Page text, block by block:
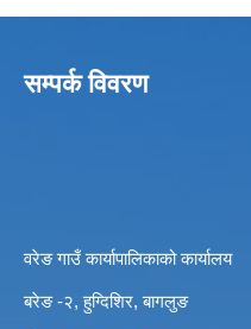
सम्पर्क विवरण
वरेङ गाउँ कार्यापालिकाको कार्यालय
बरेङ -२, हुग्दिशिर, बागलुङ